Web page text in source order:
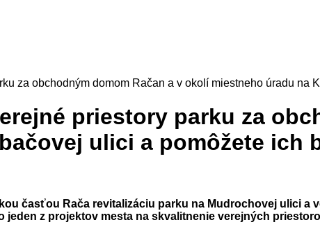
za obchodným domom Račan a v okolí miestneho úradu na
priestory parku za
ulici a pomôžete ich
časťou Rača revitalizáciu parku na Mudrochovej ulici
jeden z projektov mesta na skvalitnenie verejných